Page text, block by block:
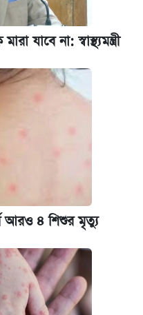
যাবে না: স্বাস্থ্যমন্ত্রী
আরও ৪ শিশুর মৃত্যু